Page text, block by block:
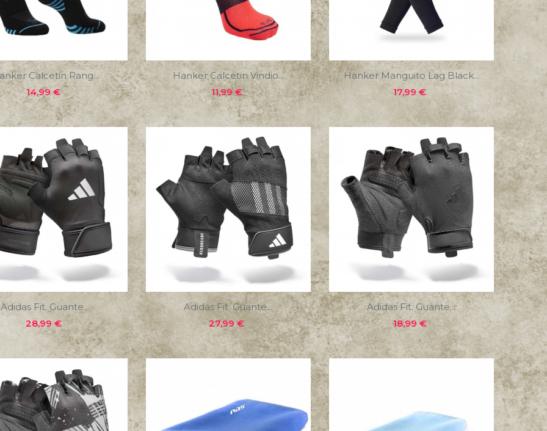
Calcetin Rang...
Precio
14,99 €
Hanker Calcetin Vindio...
Precio
11,99 €
Hanker Manguito Lag Black...
Precio
17,99 €
Adidas Fit. Guante...
Precio
28,99 €
Adidas Fit. Guante...
Precio
27,99 €
Adidas Fit. Guante...
Precio
18,99 €